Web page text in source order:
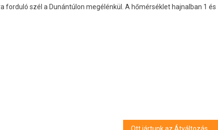
szél a Dunántúlon megélénkül. A hőmérséklet hajnalban 1 és